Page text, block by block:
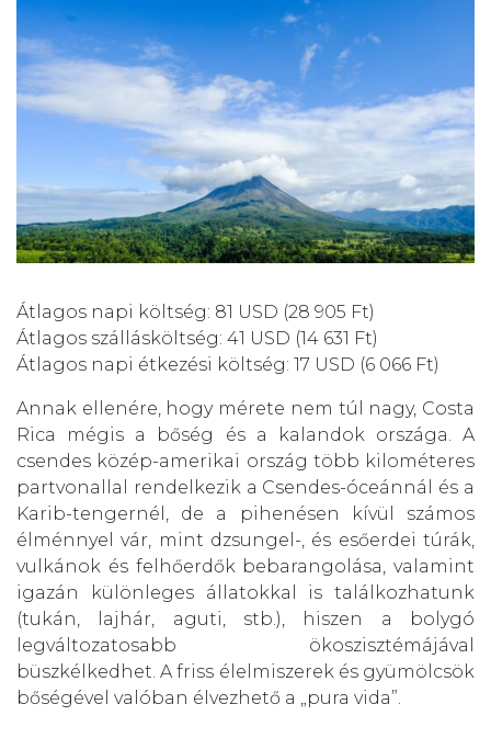
Átlagos napi költség: 81 USD (28 905 Ft)
Átlagos szállásköltség: 41 USD (14 631 Ft)
Átlagos napi étkezési költség: 17 USD (6 066 Ft)
Annak ellenére, hogy mérete nem túl nagy, Costa
Rica mégis a bőség és a kalandok országa. A
csendes közép-amerikai ország több kilométeres
partvonallal rendelkezik a Csendes-óceánnál és a
Karib-tengernél, de a pihenésen kívül számos
élménnyel vár, mint dzsungel-, és esőerdei túrák,
vulkánok és felhőerdők bebarangolása, valamint
igazán különleges állatokkal is találkozhatunk
(tukán, lajhár, aguti, stb.), hiszen a bolygó
legváltozatosabb ökoszisztémájával
büszkélkedhet. A friss élelmiszerek és gyümölcsök
bőségével valóban élvezhető a „pura vida”.